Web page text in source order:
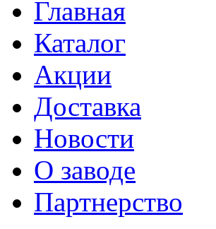
Главная
Каталог
Акции
Доставка
Новости
О заводе
Партнерство